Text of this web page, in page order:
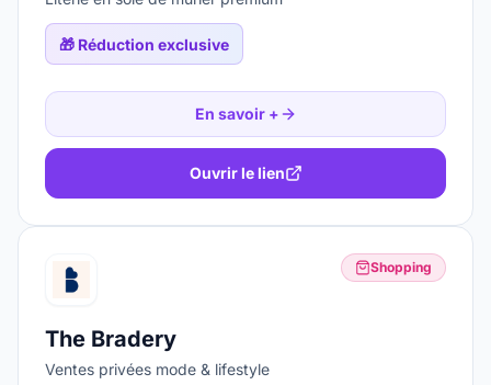
🎁 Réduction exclusive
En savoir +
Ouvrir le lien
Shopping
The Bradery
Ventes privées mode & lifestyle